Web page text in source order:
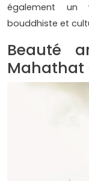
également un
bouddhiste et
Beauté
Mahathat